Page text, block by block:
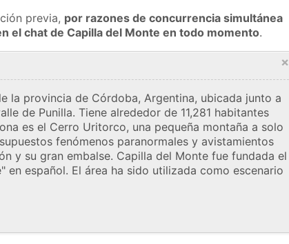
previa, por razones de concurrencia simultánea
el chat de Capilla del Monte en todo momento.
×
la provincia de Córdoba, Argentina, ubicada junto a
de Punilla. Tiene alrededor de 11,281 habitantes
es el Cerro Uritorco, una pequeña montaña a solo
fenómenos paranormales y avistamientos
y su gran embalse. Capilla del Monte fue fundada el
español. El área ha sido utilizada como escenario